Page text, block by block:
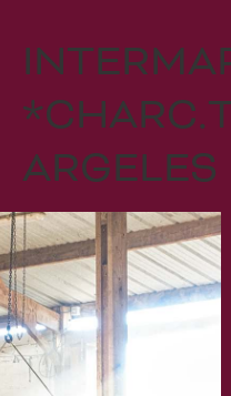
ARGELES